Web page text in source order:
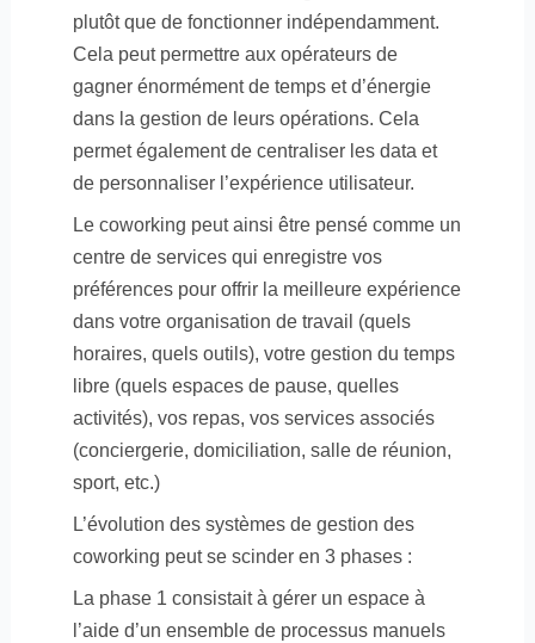
plutôt que de fonctionner indépendamment.
Cela peut permettre aux opérateurs de
gagner énormément de temps et d’énergie
dans la gestion de leurs opérations. Cela
permet également de centraliser les data et
de personnaliser l’expérience utilisateur.
Le coworking peut ainsi être pensé comme un
centre de services qui enregistre vos
préférences pour offrir la meilleure expérience
dans votre organisation de travail (quels
horaires, quels outils), votre gestion du temps
libre (quels espaces de pause, quelles
activités), vos repas, vos services associés
(conciergerie, domiciliation, salle de réunion,
sport, etc.)
L’évolution des systèmes de gestion des
coworking peut se scinder en 3 phases :
La phase 1 consistait à gérer un espace à
l’aide d’un ensemble de processus manuels